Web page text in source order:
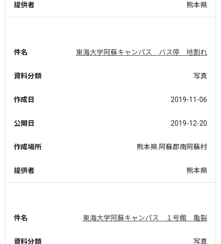
提供者 熊本県
件名 東海大学阿蘇キャンパス バス停 地割れ
資料分類 写真
作成日 2019-11-06
公開日 2019-12-20
作成場所 熊本県 阿蘇郡南阿蘇村
提供者 熊本県
件名 東海大学阿蘇キャンパス １号館 亀裂
資料分類 写真